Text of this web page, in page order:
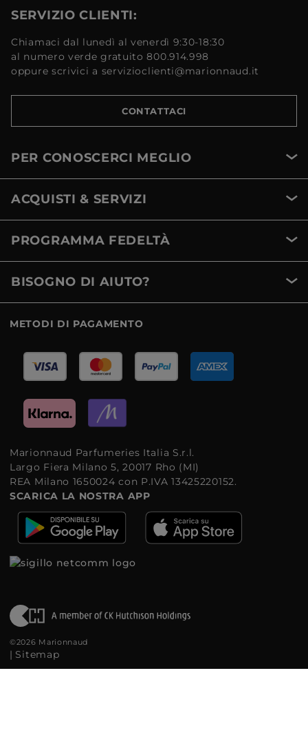
SERVIZIO CLIENTI:
Chiamaci dal lunedì al venerdì 9:30-18:30
al numero verde gratuito 800.914.998
oppure scrivici a servizioclienti@marionnaud.it
CONTATTACI
PER CONOSCERCI MEGLIO
ACQUISTI & SERVIZI
PROGRAMMA FEDELTÀ
BISOGNO DI AIUTO?
METODI DI PAGAMENTO
Marionnaud Parfumeries Italia S.r.l.
Largo Fiera Milano 5, 20017 Rho (MI)
REA Milano 1650024 con P.IVA 13425220152.
SCARICA LA NOSTRA APP
©2026 Marionnaud
| Sitemap